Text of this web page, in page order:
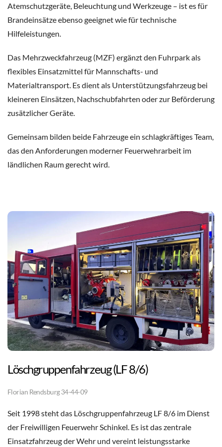
Atemschutzgeräte, Beleuchtung und Werkzeuge – ist es für
Brandeinsätze ebenso geeignet wie für technische
Hilfeleistungen.
Das Mehrzweckfahrzeug (MZF) ergänzt den Fuhrpark als
flexibles Einsatzmittel für Mannschafts- und
Materialtransport. Es dient als Unterstützungsfahrzeug bei
kleineren Einsätzen, Nachschubfahrten oder zur Beförderung
zusätzlicher Geräte.
Gemeinsam bilden beide Fahrzeuge ein schlagkräftiges Team,
das den Anforderungen moderner Feuerwehrarbeit im
ländlichen Raum gerecht wird.
Löschgruppenfahrzeug (LF 8/6)
Florian Rendsburg 34-44-09
Seit 1998 steht das Löschgruppenfahrzeug LF 8/6 im Dienst
der Freiwilligen Feuerwehr Schinkel. Es ist das zentrale
Einsatzfahrzeug der Wehr und vereint leistungsstarke